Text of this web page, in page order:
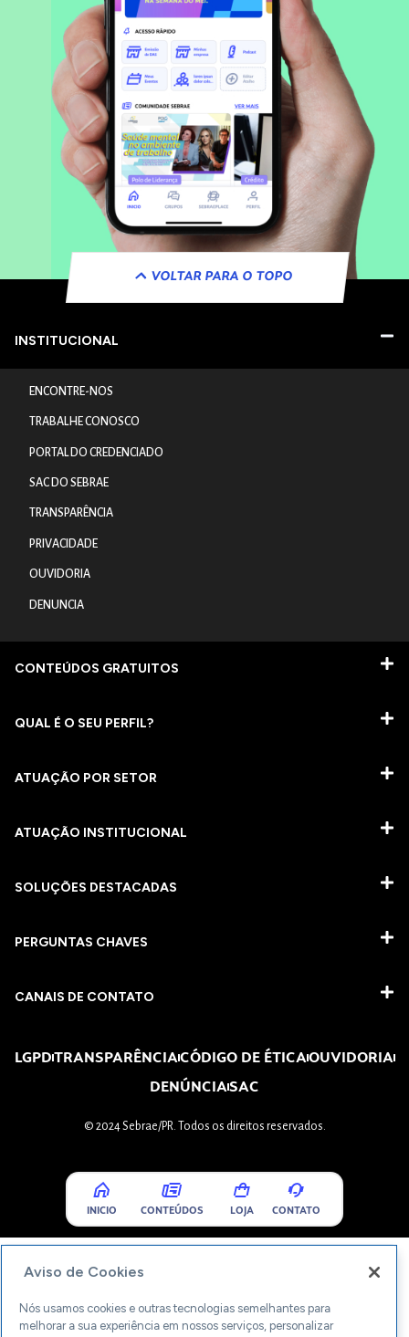
VOLTAR PARA O TOPO
INSTITUCIONAL
ENCONTRE-NOS
TRABALHE CONOSCO
PORTAL DO CREDENCIADO
SAC DO SEBRAE
TRANSPARÊNCIA
PRIVACIDADE
OUVIDORIA
DENUNCIA
CONTEÚDOS GRATUITOS
QUAL É O SEU PERFIL?
ATUAÇÃO POR SETOR
ATUAÇÃO INSTITUCIONAL
SOLUÇÕES DESTACADAS
PERGUNTAS CHAVES​
CANAIS DE CONTATO
LGPDTRANSPARÊNCIACÓDIGO DE ÉTICAOUVIDORIA
DENÚNCIASAC
© 2024 Sebrae/PR. Todos os direitos reservados.
INICIO CONTEÚDOS LOJA CONTATO
Aviso de Cookies
Nós usamos cookies e outras tecnologias semelhantes para
melhorar a sua experiência em nossos serviços, personalizar